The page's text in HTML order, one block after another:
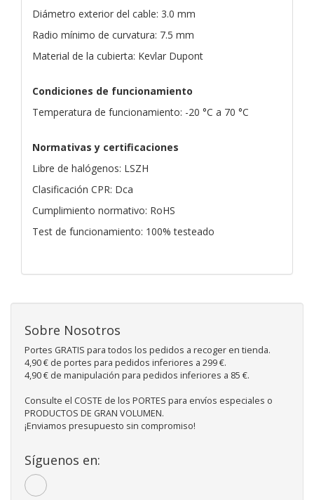
Diámetro exterior del cable: 3.0 mm
Radio mínimo de curvatura: 7.5 mm
Material de la cubierta: Kevlar Dupont
Condiciones de funcionamiento
Temperatura de funcionamiento: -20 °C a 70 °C
Normativas y certificaciones
Libre de halógenos: LSZH
Clasificación CPR: Dca
Cumplimiento normativo: RoHS
Test de funcionamiento: 100% testeado
Sobre Nosotros
Portes GRATIS para todos los pedidos a recoger en tienda.
4,90 € de portes para pedidos inferiores a 299 €.
4,90 € de manipulación para pedidos inferiores a 85 €.
Consulte el COSTE de los PORTES para envíos especiales o
PRODUCTOS DE GRAN VOLUMEN.
¡Enviamos presupuesto sin compromiso!
Síguenos en: